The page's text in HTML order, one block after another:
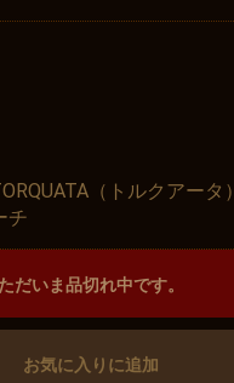
（トルクアータ）
チ
ただいま品切れ中です。
お気に入りに追加